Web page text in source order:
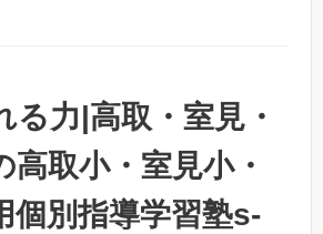
る力|高取・室見・
高取小・室見小・
個別指導学習塾s-